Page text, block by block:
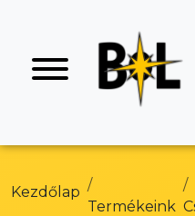
Kezdőlap
Termékeink